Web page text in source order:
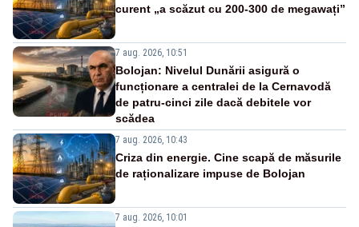
curent „a scăzut cu 200-300 de megawați”
7 aug. 2026, 10:51
Bolojan: Nivelul Dunării asigură o
funcționare a centralei de la Cernavodă
de patru-cinci zile dacă debitele vor
scădea
7 aug. 2026, 10:43
Criza din energie. Cine scapă de măsurile
de raționalizare impuse de Bolojan
7 aug. 2026, 10:01